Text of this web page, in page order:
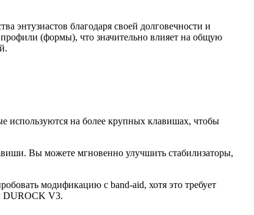
энтузиастов благодаря своей долговечности и
(формы), что значительно влияет на общую
используются на более крупных клавишах, чтобы
Вы можете мгновенно улучшить стабилизаторы,
модификацию с band-aid, хотя это требует
DUROCK V3.